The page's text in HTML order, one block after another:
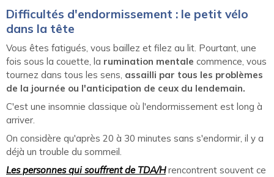
Difficultés d'endormissement : le petit vélo
dans la tête
Vous êtes fatigués, vous baillez et filez au lit. Pourtant, une
fois sous la couette, la rumination mentale commence, vous
tournez dans tous les sens, assailli par tous les problèmes
de la journée ou l'anticipation de ceux du lendemain.
C'est une insomnie classique où l'endormissement est long à
arriver.
On considère qu'après 20 à 30 minutes sans s'endormir, il y a
déjà un trouble du sommeil.
Les personnes qui souffrent de TDA/Hrencontrent souvent ce